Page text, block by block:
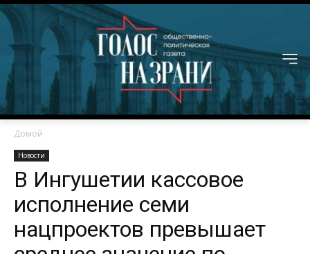
Домой
Новости
В Ингушетии кассовое
исполнение семи
нацпроектов превышает